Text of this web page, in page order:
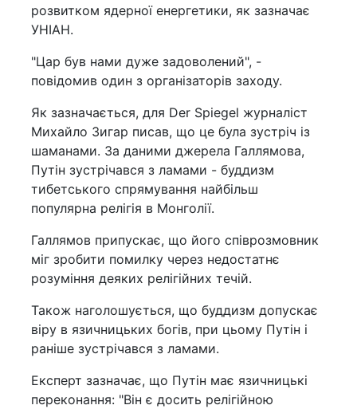
розвитком ядерної енергетики, як зазначає
УНІАН.
"Цар був нами дуже задоволений", -
повідомив один з організаторів заходу.
Як зазначається, для Der Spiegel журналіст
Михайло Зигар писав, що це була зустріч із
шаманами. За даними джерела Галлямова,
Путін зустрічався з ламами - буддизм
тибетського спрямування найбільш
популярна релігія в Монголії.
Галлямов припускає, що його співрозмовник
міг зробити помилку через недостатнє
розуміння деяких релігійних течій.
Також наголошується, що буддизм допускає
віру в язичницьких богів, при цьому Путін і
раніше зустрічався з ламами.
Експерт зазначає, що Путін має язичницькі
переконання: "Він є досить релігійною